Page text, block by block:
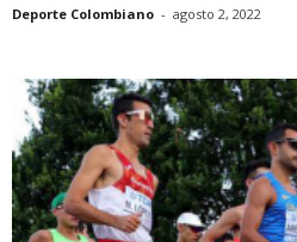
Deporte Colombiano - agosto 2, 2022